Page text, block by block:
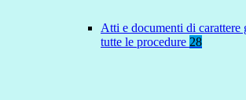
Atti e documenti di carattere
tutte le procedure 28